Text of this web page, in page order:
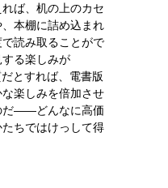
ば、机の上のカセ
本棚に詰め込まれ
読み取ることがで
る楽しみが
とすれば、電書版
楽しみを倍加させ
だ――どんなに高価
ちではけっして得